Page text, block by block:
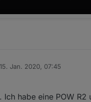
15. Jan. 2020, 07:45
von
habe eine POW